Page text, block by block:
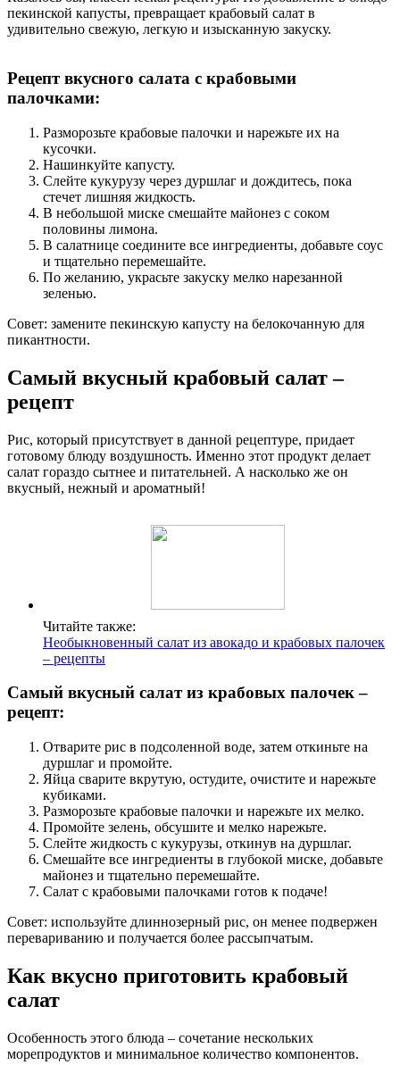
пекинской капусты, превращает крабовый салат в
удивительно свежую, легкую и изысканную закуску.
Рецепт вкусного салата с крабовыми
палочками:
Разморозьте крабовые палочки и нарежьте их на
кусочки.
Нашинкуйте капусту.
Слейте кукурузу через дуршлаг и дождитесь, пока
стечет лишняя жидкость.
В небольшой миске смешайте майонез с соком
половины лимона.
В салатнице соедините все ингредиенты, добавьте соус
и тщательно перемешайте.
По желанию, украсьте закуску мелко нарезанной
зеленью.
Совет: замените пекинскую капусту на белокочанную для
пикантности.
Самый вкусный крабовый салат –
рецепт
Рис, который присутствует в данной рецептуре, придает
готовому блюду воздушность. Именно этот продукт делает
салат гораздо сытнее и питательней. А насколько же он
вкусный, нежный и ароматный!
Читайте также:
Необыкновенный салат из авокадо и крабовых палочек
– рецепты
Самый вкусный салат из крабовых палочек –
рецепт:
Отварите рис в подсоленной воде, затем откиньте на
дуршлаг и промойте.
Яйца сварите вкрутую, остудите, очистите и нарежьте
кубиками.
Разморозьте крабовые палочки и нарежьте их мелко.
Промойте зелень, обсушите и мелко нарежьте.
Слейте жидкость с кукурузы, откинув на дуршлаг.
Смешайте все ингредиенты в глубокой миске, добавьте
майонез и тщательно перемешайте.
Салат с крабовыми палочками готов к подаче!
Совет: используйте длиннозерный рис, он менее подвержен
перевариванию и получается более рассыпчатым.
Как вкусно приготовить крабовый
салат
Особенность этого блюда – сочетание нескольких
морепродуктов и минимальное количество компонентов.